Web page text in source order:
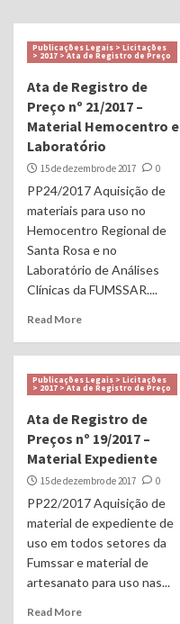
Publicações Legais > Licitações
> 2017 > Ata de Registro de Preço
Ata de Registro de
Preço nº 21/2017 –
Material Hemocentro e
Laboratório
15 de dezembro de 2017 0
PP24/2017 Aquisição de
materiais para uso no
Hemocentro Regional de
Santa Rosa e no
Laboratório de Análises
Clínicas da FUMSSAR....
Read More
Publicações Legais > Licitações
> 2017 > Ata de Registro de Preço
Ata de Registro de
Preços nº 19/2017 –
Material Expediente
15 de dezembro de 2017 0
PP22/2017 Aquisição de
material de expediente de
uso em todos setores da
Fumssar e material de
artesanato para uso nas...
Read More